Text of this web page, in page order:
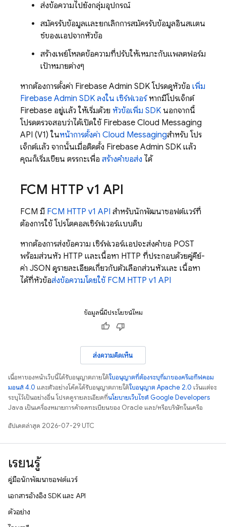
ส่งข้อความไปยังกลุ่มอุปกรณ์
สมัครรับข้อมูลและยกเลิกการสมัครรับข้อมูลอินสแตน
ซ์ของแอปจากหัวข้อ
สร้างเพย์โหลดข้อความที่ปรับให้เหมาะกับแพลตฟอร์ม
เป้าหมายต่างๆ
หากต้องการตั้งค่า Firebase Admin SDK โปรดดูหัวข้อ เพิ่ม
Firebase Admin SDK ลงใน เซิร์ฟเวอร์หากมีโปรเจ็กต์
Firebase อยู่แล้ว ให้เริ่มด้วย หัวข้อเพิ่ม SDK นอกจากนี้
โปรดตรวจสอบว่าได้เปิดใช้ Firebase Cloud Messaging
API (V1) ในหน้าการตั้งค่า Cloud Messagingสำหรับ โปร
เจ็กต์แล้ว จากนั้นเมื่อติดตั้ง Firebase Admin SDK แล้ว
คุณก็เริ่มเขียน ตรรกะเพื่อ สร้างคำขอส่ง ได้
FCM HTTP v1 API
FCM มี FCM HTTP v1 API สำหรับนักพัฒนาซอฟต์แวร์ที่
ต้องการใช้ โปรโตคอลเซิร์ฟเวอร์แบบดิบ
หากต้องการส่งข้อความ เซิร์ฟเวอร์แอปจะส่งคำขอ POST
พร้อมส่วนหัว HTTP และเนื้อหา HTTP ที่ประกอบด้วยคู่คีย์-
ค่า JSON ดูรายละเอียดเกี่ยวกับตัวเลือกส่วนหัวและ เนื้อหา
ได้ที่หัวข้อส่งข้อความโดยใช้ FCM HTTP v1 API
ข้อมูลนี้มีประโยชน์ไหม
ส่งความคิดเห็น
เนื้อหาของหน้าเว็บนี้ได้รับอนุญาตภายใต้ใบอนุญาตที่ต้องระบุที่มาของครีเอทีฟคอม
มอนส์ 4.0 และตัวอย่างโค้ดได้รับอนุญาตภายใต้ใบอนุญาต Apache 2.0 เว้นแต่จะ
ระบุไว้เป็นอย่างอื่น โปรดดูรายละเอียดที่นโยบายเว็บไซต์ Google Developers
Java เป็นเครื่องหมายการค้าจดทะเบียนของ Oracle และ/หรือบริษัทในเครือ
อัปเดตล่าสุด 2026-07-29 UTC
เรียนรู้
คู่มือนักพัฒนาซอฟต์แวร์
เอกสารอ้างอิง SDK และ API
ตัวอย่าง